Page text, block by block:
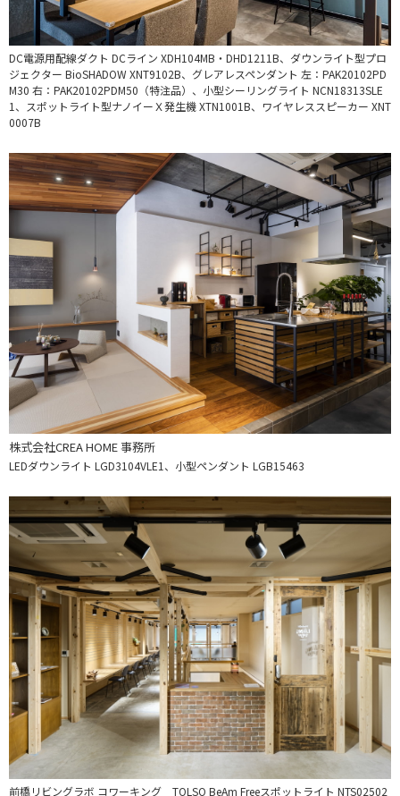
DC電源用配線ダクト DCライン XDH104MB・DHD1211B、ダウンライト型プロ
ジェクター BioSHADOW XNT9102B、グレアレスペンダント 左：PAK20102PD
M30 右：PAK20102PDM50（特注品）、小型シーリングライト NCN18313SLE
1、スポットライト型ナノイーＸ発生機 XTN1001B、ワイヤレススピーカー XNT
0007B
株式会社CREA HOME 事務所
LEDダウンライト LGD3104VLE1、小型ペンダント LGB15463
前橋リビングラボ コワーキング TOLSO BeAm Freeスポットライト NTS02502